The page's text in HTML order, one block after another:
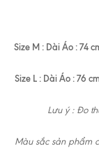
Size M : Dài Áo : 74
Size L : Dài Áo : 76
Lưu ý : Đo
Màu sắc sản phẩm